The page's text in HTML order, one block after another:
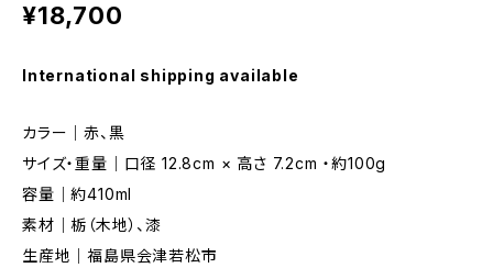
¥18,700
International shipping available
カラー｜赤、黒
サイズ・重量｜口径 12.8cm × 高さ 7.2cm ・約100g
容量｜約410ml
素材｜栃（木地）、漆
生産地｜福島県会津若松市